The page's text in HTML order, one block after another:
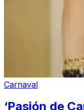
Carnaval
‘Pasión de